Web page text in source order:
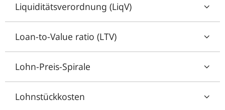
Liquiditätsverordnung (LiqV)
Loan-to-Value ratio (LTV)
Lohn-Preis-Spirale
Lohnstückkosten